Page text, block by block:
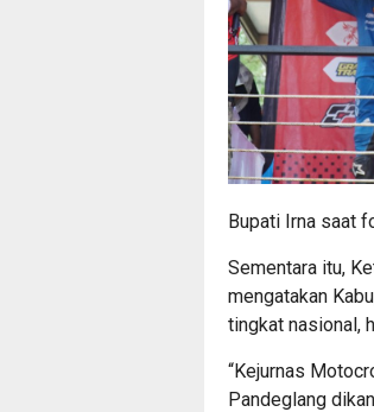
Bupati Irna saat
Sementara itu,
mengatakan
tingkat nasional,
“Kejurnas
Pandeglang